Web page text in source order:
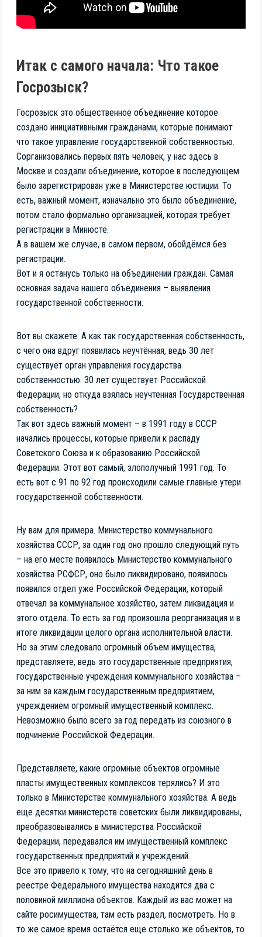
Итак с самого начала: Что такое
Госрозыск?
Госрозыск это общественное объединение которое
создано инициативными гражданами, которые понимают
что такое управление государственной собственностью.
Сорганизовались первых пять человек, у нас здесь в
Москве и создали объединение, которое в последующем
было зарегистрирован уже в Министерстве юстиции. То
есть, важный момент, изначально это было объединение,
потом стало формально организацией, которая требует
регистрации в Минюсте.
А в вашем же случае, в самом первом, обойдёмся без
регистрации.
Вот и я останусь только на объединении граждан. Самая
основная задача нашего объединения – выявления
государственной собственности.
Вот вы скажете: А как так государственная собственность,
с чего она вдруг появилась неучтённая, ведь 30 лет
существует орган управления государства
собственностью. 30 лет существует Российской
Федерации, но откуда взялась неучтенная Государственная
собственность?
Так вот здесь важный момент – в 1991 году в СССР
начались процессы, которые привели к распаду
Советского Союза и к образованию Российской
Федерации. Этот вот самый, злополучный 1991 год. То
есть вот с 91 по 92 год происходили самые главные утери
государственной собственности.
Ну вам для примера. Министерство коммунального
хозяйства СССР, за один год оно прошло следующий путь
– на его месте появилось Министерство коммунального
хозяйства РСФСР, оно было ликвидировано, появилось
появился отдел уже Российской Федерации, который
отвечал за коммунальное хозяйство, затем ликвидация и
этого отдела. То есть за год произошла реорганизация и в
итоге ликвидации целого органа исполнительной власти.
Но за этим следовало огромный объем имущества,
представляете, ведь это государственные предприятия,
государственные учреждения коммунального хозяйства –
за ним за каждым государственным предприятием,
учреждением огромный имущественный комплекс.
Невозможно было всего за год передать из союзного в
подчинение Российской Федерации.
Представляете, какие огромные объектов огромные
пласты имущественных комплексов терялись? И это
только в Министерстве коммунального хозяйства. А ведь
еще десятки министерств советских были ликвидированы,
преобразовывались в министерства Российской
Федерации, передавался им имущественный комплекс
государственных предприятий и учреждений.
Все это привело к тому, что на сегодняшний день в
реестре Федерального имущества находится два с
половиной миллиона объектов. Каждый из вас может на
сайте росимущества, там есть раздел, посмотреть. Но в
то же самое время остаётся еще столько же объектов, то